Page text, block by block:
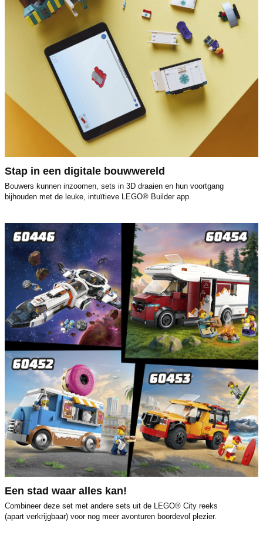
Stap in een digitale bouwwereld
Bouwers kunnen inzoomen, sets in 3D draaien en hun voortgang
bijhouden met de leuke, intuïtieve LEGO® Builder app.
Een stad waar alles kan!
Combineer deze set met andere sets uit de LEGO® City reeks
(apart verkrijgbaar) voor nog meer avonturen boordevol plezier.